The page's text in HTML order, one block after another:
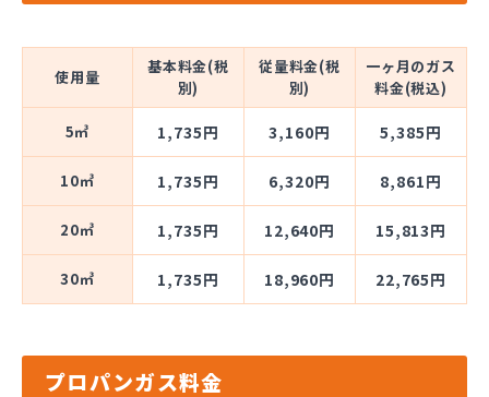
使用量
基本料金(税
別)
従量料金(税
別)
一ヶ月のガス
料金(税込)
5㎥ 1,735円 3,160円 5,385円
10㎥ 1,735円 6,320円 8,861円
20㎥ 1,735円 12,640円 15,813円
30㎥ 1,735円 18,960円 22,765円
プロパンガス料金